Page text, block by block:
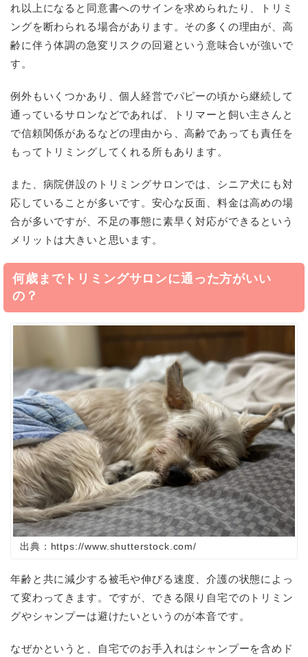
れ以上になると同意書へのサインを求められたり、トリミ
ングを断わられる場合があります。その多くの理由が、高
齢に伴う体調の急変リスクの回避という意味合いが強いで
す。
例外もいくつかあり、個人経営でパピーの頃から継続して
通っているサロンなどであれば、トリマーと飼い主さんと
で信頼関係があるなどの理由から、高齢であっても責任を
もってトリミングしてくれる所もあります。
また、病院併設のトリミングサロンでは、シニア犬にも対
応していることが多いです。安心な反面、料金は高めの場
合が多いですが、不足の事態に素早く対応ができるという
メリットは大きいと思います。
何歳までトリミングサロンに通った方がいい
の？
出典：https://www.shutterstock.com/
年齢と共に減少する被毛や伸びる速度、介護の状態によっ
て変わってきます。ですが、できる限り自宅でのトリミン
グやシャンプーは避けたいというのが本音です。
なぜかというと、自宅でのお手入れはシャンプーを含めド